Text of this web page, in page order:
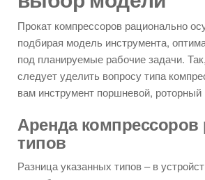
Прокат компрессоров рационально
подбирая модель инструмента,
под планируемые рабочие задачи.
следует уделить вопросу типа
вам инструмент поршневой,
Аренда компрессоров
типов
Разница указанных типов – в